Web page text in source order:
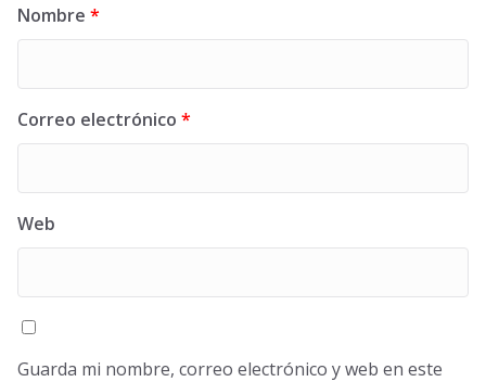
Nombre *
Correo electrónico *
Web
Guarda mi nombre, correo electrónico y web en este